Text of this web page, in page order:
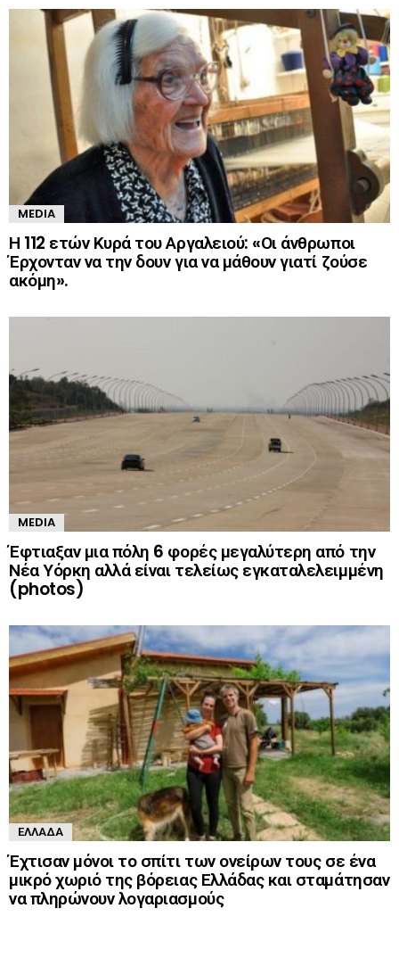
MEDIA
Η 112 ετών Κυρά του Αργαλειού: «Οι άνθρωποι
Έρχονταν να την δουν για να μάθουν γιατί ζούσε
ακόμη».
MEDIA
Έφτιαξαν μια πόλη 6 φορές μεγαλύτερη από την
Νέα Υόρκη αλλά είναι τελείως εγκαταλελειμμένη
(photos)
ΕΛΛΆΔΑ
Έχτισαν μόνοι το σπίτι των ονείρων τους σε ένα
μικρό χωριό της βόρειας Ελλάδας και σταμάτησαν
να πληρώνουν λογαριασμούς